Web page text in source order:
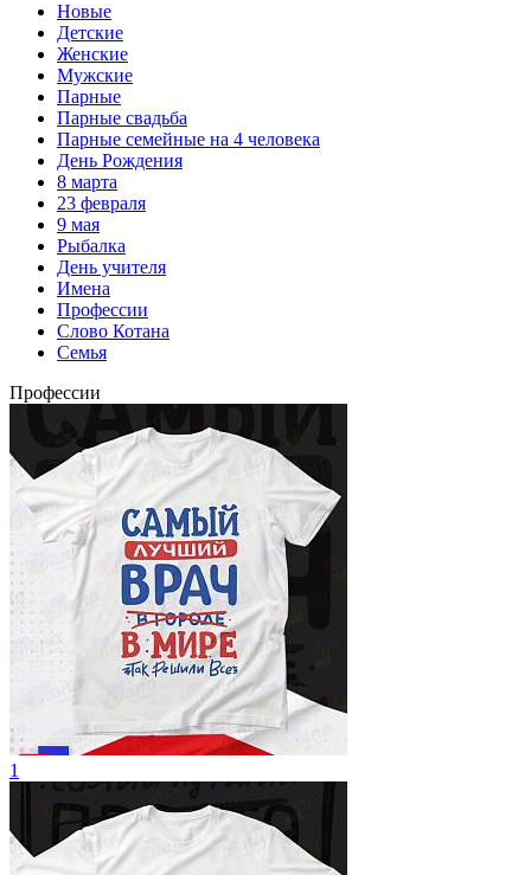
Новые
Детские
Женские
Мужские
Парные
Парные свадьба
Парные семейные на 4 человека
День Рождения
8 марта
23 февраля
9 мая
Рыбалка
День учителя
Имена
Профессии
Слово Котана
Семья
Профессии
1